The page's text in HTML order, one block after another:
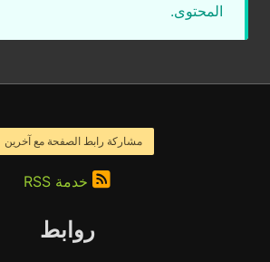
المحتوى.
مشاركة رابط الصفحة مع آخرين
خدمة RSS
روابط